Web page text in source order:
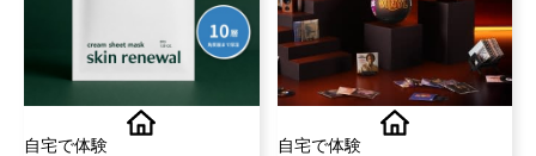
自宅で体験
自宅で体験